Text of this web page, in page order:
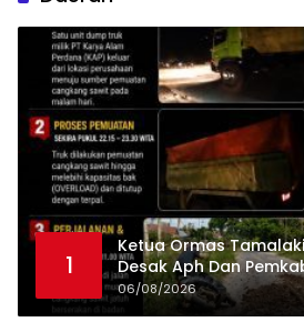
1
Ketua Ormas
Desak Aph Dan
Pelaku Angkut
Truk PT KAP Melintas
06/08/2026